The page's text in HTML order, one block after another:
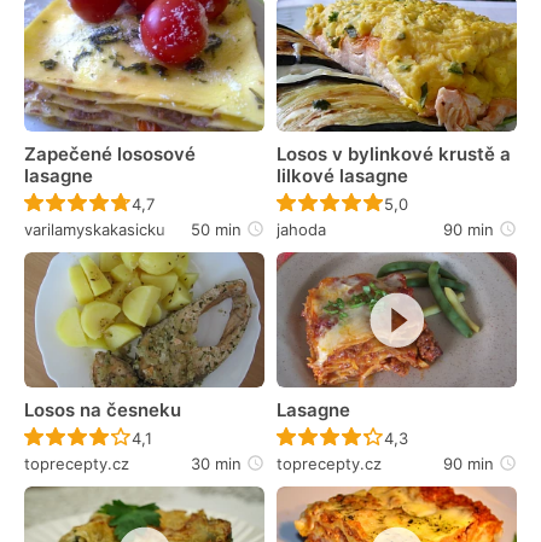
Zapečené lososové
lasagne
Recept ještě nebyl hodnocen
4,7
varilamyskakasicku
50 min
Losos v bylinkové krustě a
lilkové lasagne
Recept ještě nebyl
5,0
jahoda
90 min
Losos na česneku
Recept ještě nebyl hodnocen
4,1
toprecepty.cz
30 min
Lasagne
Recept ještě nebyl
4,3
toprecepty.cz
90 min